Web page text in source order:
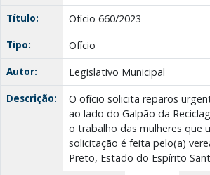
Título:
Ofício 660/2023
Tipo:
Ofício
Autor:
Legislativo Municipal
Descrição:
O ofício solicita reparos
ao lado do Galpão da
o trabalho das mulheres que
solicitação é feita pelo(a)
Preto, Estado do Espírito